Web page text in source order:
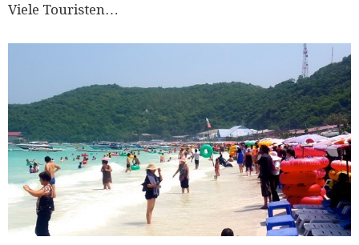
Viele Touristen…